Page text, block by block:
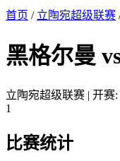
首页 / 立陶宛超级联赛
黑格尔曼
立陶宛超级联赛 | 开赛:
1
比赛统计